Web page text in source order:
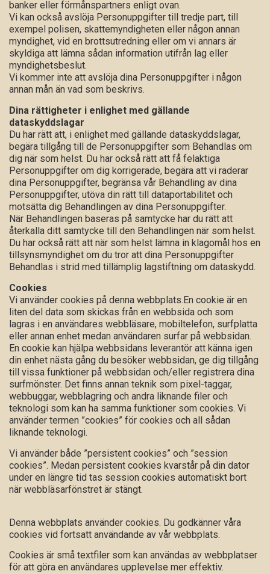
banker eller förmånspartners enligt ovan.
Vi kan också avslöja Personuppgifter till tredje part, till
exempel polisen, skattemyndigheten eller någon annan
myndighet, vid en brottsutredning eller om vi annars är
skyldiga att lämna sådan information utifrån lag eller
myndighetsbeslut.
Vi kommer inte att avslöja dina Personuppgifter i någon
annan mån än vad som beskrivs.
Dina rättigheter i enlighet med gällande
dataskyddslagar
Du har rätt att, i enlighet med gällande dataskyddslagar,
begära tillgång till de Personuppgifter som Behandlas om
dig när som helst. Du har också rätt att få felaktiga
Personuppgifter om dig korrigerade, begära att vi raderar
dina Personuppgifter, begränsa vår Behandling av dina
Personuppgifter, utöva din rätt till dataportabilitet och
motsätta dig Behandlingen av dina Personuppgifter.
När Behandlingen baseras på samtycke har du rätt att
återkalla ditt samtycke till den Behandlingen när som helst.
Du har också rätt att när som helst lämna in klagomål hos en
tillsynsmyndighet om du tror att dina Personuppgifter
Behandlas i strid med tillämplig lagstiftning om dataskydd.
Cookies
Vi använder cookies på denna webbplats.En cookie är en
liten del data som skickas från en webbsida och som
lagras i en användares webbläsare, mobiltelefon, surfplatta
eller annan enhet medan användaren surfar på webbsidan.
En cookie kan hjälpa webbsidans leverantör att känna igen
din enhet nästa gång du besöker webbsidan, ge dig tillgång
till vissa funktioner på webbsidan och/eller registrera dina
surfmönster. Det finns annan teknik som pixel-taggar,
webbuggar, webblagring och andra liknande filer och
teknologi som kan ha samma funktioner som cookies. Vi
använder termen ”cookies” för cookies och all sådan
liknande teknologi.
Vi använder både ”persistent cookies” och ”session
cookies”. Medan persistent cookies kvarstår på din dator
under en längre tid tas session cookies automatiskt bort
när webbläsarfönstret är stängt.
Denna webbplats använder cookies. Du godkänner våra
cookies vid fortsatt användande av vår webbplats.
Cookies är små textfiler som kan användas av webbplatser
för att göra en användares upplevelse mer effektiv.